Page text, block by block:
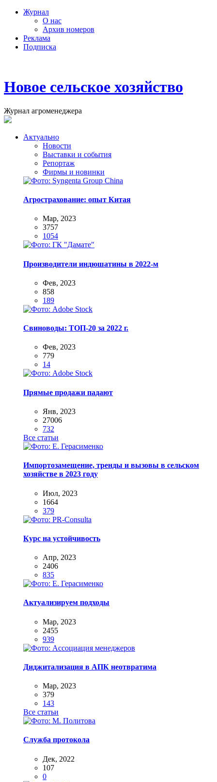
Журнал
О нас
Архив номеров
Реклама
Подписка
Новое сельское хозяйство
Журнал агроменеджера
Актуально
Новости
Выставки и события
Репортаж
Фирмы и новинки
Агрострахование: опыт Китая
Мар, 2023
3757
1054
Производители индюшатины в 2022-м
Фев, 2023
858
189
Свиноводы: ТОП-20 за 2022 г.
Фев, 2023
779
14
Прямые продажи падают
Янв, 2023
27006
732
Все статьи
Импортозамещение, тренды и вызовы в сельском
хозяйстве в 2023 году
Июл, 2023
1664
379
Курс на устойчивость
Апр, 2023
2406
835
Актуализируем подходы
Мар, 2023
2455
939
Диджитализация в АПК неотвратима
Мар, 2023
379
143
Все статьи
Служба протокола
Дек, 2022
107
0